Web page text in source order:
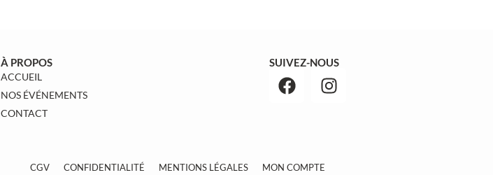
À PROPOS
ACCUEIL
NOS ÉVÉNEMENTS
CONTACT
SUIVEZ-NOUS
CGV CONFIDENTIALITÉ MENTIONS LÉGALES MON COMPTE